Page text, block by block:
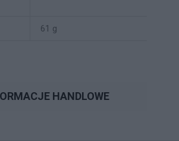
61 g
HANDLOWE